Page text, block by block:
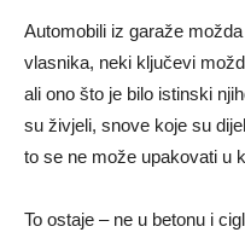
Automobili iz garaže
vlasnika, neki ključevi
ali ono što je bilo istinski
su živjeli, snove koje su
to se ne može upakovati u
To ostaje – ne u betonu i